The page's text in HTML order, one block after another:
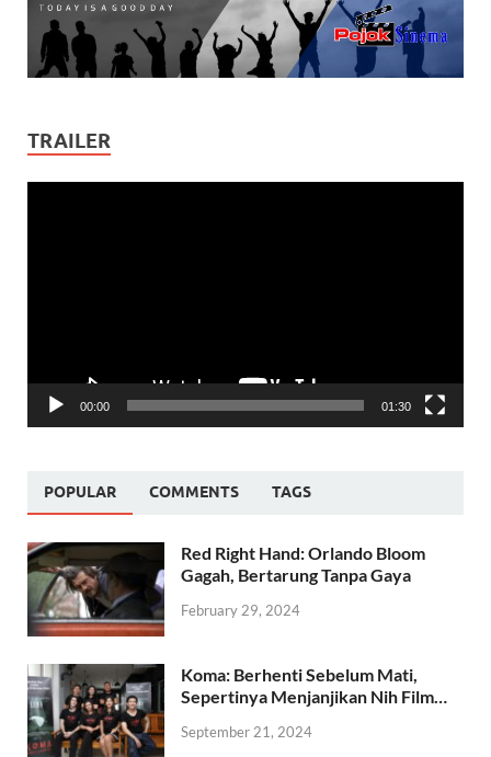
TRAILER
00:00 01:30
POPULAR COMMENTS TAGS
Red Right Hand: Orlando Bloom
Gagah, Bertarung Tanpa Gaya
February 29, 2024
Koma: Berhenti Sebelum Mati,
Sepertinya Menjanjikan Nih Film…
September 21, 2024